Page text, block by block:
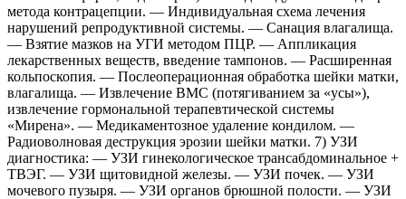
метода контрацепции. — Индивидуальная схема лечения
нарушений репродуктивной системы. — Санация влагалища.
— Взятие мазков на УГИ методом ПЦР. — Аппликация
лекарственных веществ, введение тампонов. — Расширенная
кольпоскопия. — Послеоперационная обработка шейки матки,
влагалища. — Извлечение ВМС (потягиванием за «усы»),
извлечение гормональной терапевтической системы
«Мирена». — Медикаментозное удаление кондилом. —
Радиоволновая деструкция эрозии шейки матки. 7) УЗИ
диагностика: — УЗИ гинекологическое трансабдоминальное +
ТВЭГ. — УЗИ щитовидной железы. — УЗИ почек. — УЗИ
мочевого пузыря. — УЗИ органов брюшной полости. — УЗИ